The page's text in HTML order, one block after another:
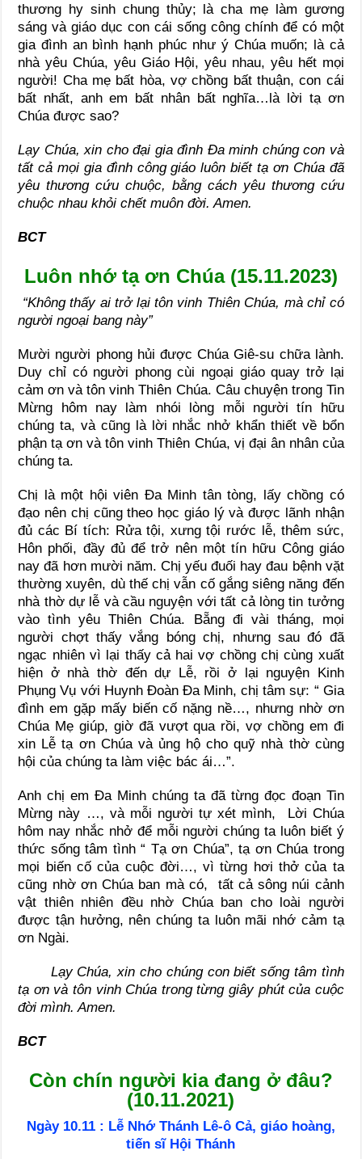
thương hy sinh chung thủy; là cha mẹ làm gương
sáng và giáo dục con cái sống công chính để có một
gia đình an bình hạnh phúc như ý Chúa muốn; là cả
nhà yêu Chúa, yêu Giáo Hội, yêu nhau, yêu hết mọi
người! Cha mẹ bất hòa, vợ chồng bất thuận, con cái
bất nhất, anh em bất nhân bất nghĩa…là lời tạ ơn
Chúa được sao?
Lạy Chúa, xin cho đại gia đình Đa minh chúng con và
tất cả mọi gia đình công giáo luôn biết tạ ơn Chúa đã
yêu thương cứu chuộc, bằng cách yêu thương cứu
chuộc nhau khỏi chết muôn đời. Amen.
BCT
Luôn nhớ tạ ơn Chúa (15.11.2023)
“Không thấy ai trở lại tôn vinh Thiên Chúa, mà chỉ có
người ngoại bang này”
Mười người phong hủi được Chúa Giê-su chữa lành.
Duy chỉ có người phong cùi ngoại giáo quay trở lại
cảm ơn và tôn vinh Thiên Chúa. Câu chuyện trong Tin
Mừng hôm nay làm nhói lòng mỗi người tín hữu
chúng ta, và cũng là lời nhắc nhở khẩn thiết về bổn
phận tạ ơn và tôn vinh Thiên Chúa, vị đại ân nhân của
chúng ta.
Chị là một hội viên Đa Minh tân tòng, lấy chồng có
đạo nên chị cũng theo học giáo lý và được lãnh nhận
đủ các Bí tích: Rửa tội, xưng tội rước lễ, thêm sức,
Hôn phối, đầy đủ để trở nên một tín hữu Công giáo
nay đã hơn mười năm. Chị yếu đuối hay đau bệnh vặt
thường xuyên, dù thế chị vẫn cố gắng siêng năng đến
nhà thờ dự lễ và cầu nguyện với tất cả lòng tin tưởng
vào tình yêu Thiên Chúa. Bẵng đi vài tháng, mọi
người chợt thấy vắng bóng chị, nhưng sau đó đã
ngạc nhiên vì lại thấy cả hai vợ chồng chị cùng xuất
hiện ở nhà thờ đến dự Lễ, rồi ở lại nguyện Kinh
Phụng Vụ với Huynh Đoàn Đa Minh, chị tâm sự: “ Gia
đình em gặp mấy biến cố nặng nề…, nhưng nhờ ơn
Chúa Mẹ giúp, giờ đã vượt qua rồi, vợ chồng em đi
xin Lễ tạ ơn Chúa và ủng hộ cho quỹ nhà thờ cùng
hội của chúng ta làm việc bác ái…”.
Anh chị em Đa Minh chúng ta đã từng đọc đoạn Tin
Mừng này …, và mỗi người tự xét mình, Lời Chúa
hôm nay nhắc nhở để mỗi người chúng ta luôn biết ý
thức sống tâm tình “ Tạ ơn Chúa”, tạ ơn Chúa trong
mọi biến cố của cuộc đời…, vì từng hơi thở của ta
cũng nhờ ơn Chúa ban mà có, tất cả sông núi cảnh
vật thiên nhiên đều nhờ Chúa ban cho loài người
được tận hưởng, nên chúng ta luôn mãi nhớ cảm tạ
ơn Ngài.
Lạy Chúa, xin cho chúng con biết sống tâm tình
tạ ơn và tôn vinh Chúa trong từng giây phút của cuộc
đời mình. Amen.
BCT
Còn chín người kia đang ở đâu?
(10.11.2021)
Ngày 10.11 : Lễ Nhớ Thánh Lê-ô Cả, giáo hoàng,
tiến sĩ Hội Thánh